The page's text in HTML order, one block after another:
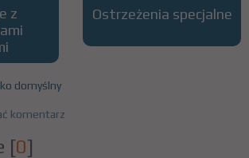
z
Ostrzeżenia specjalne
domyślny
komentarz
[0]